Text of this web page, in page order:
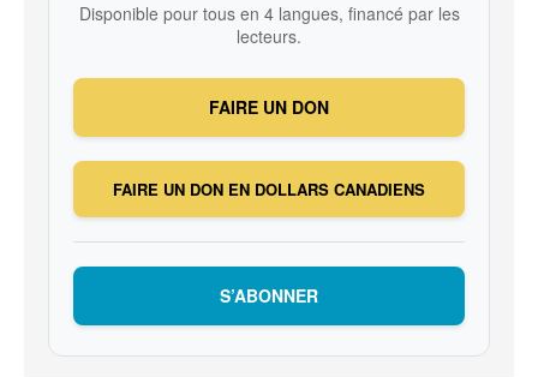
Disponible pour tous en 4 langues, financé par les
lecteurs.
FAIRE UN DON
FAIRE UN DON EN DOLLARS CANADIENS
S’ABONNER